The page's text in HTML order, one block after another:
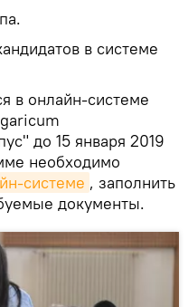
в системе
в онлайн-системе
до 15 января 2019
необходимо
системе , заполнить
документы.